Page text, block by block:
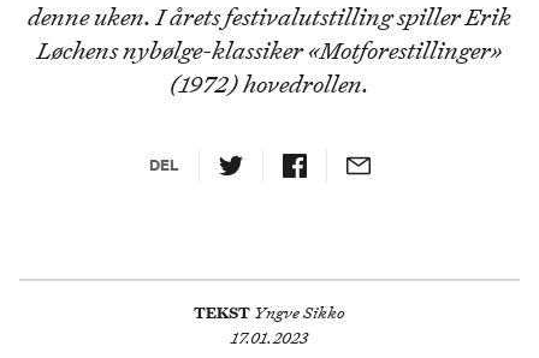
denne uken. I årets festivalutstilling spiller Erik
Løchens nybølge-klassiker «Motforestillinger»
(1972) hovedrollen.
DEL
TEKST Yngve Sikko
17.01.2023